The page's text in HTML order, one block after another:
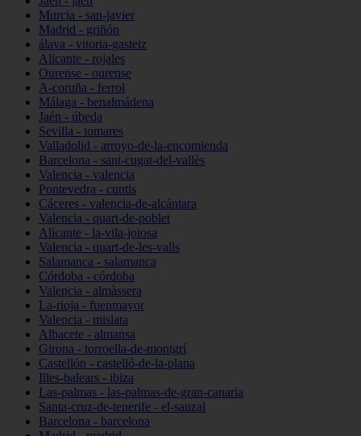
Murcia - san-javier
Madrid - griñón
álava - vitoria-gasteiz
Alicante - rojales
Ourense - ourense
A-coruña - ferrol
Málaga - benalmádena
Jaén - úbeda
Sevilla - tomares
Valladolid - arroyo-de-la-encomienda
Barcelona - sant-cugat-del-vallès
Valencia - valencia
Pontevedra - cuntis
Cáceres - valencia-de-alcántara
Valencia - quart-de-poblet
Alicante - la-vila-joiosa
Valencia - quart-de-les-valls
Salamanca - salamanca
Córdoba - córdoba
Valencia - almàssera
La-rioja - fuenmayor
Valencia - mislata
Albacete - almansa
Girona - torroella-de-montgrí
Castellón - castelló-de-la-plana
Illes-balears - ibiza
Las-palmas - las-palmas-de-gran-canaria
Santa-cruz-de-tenerife - el-sauzal
Barcelona - barcelona